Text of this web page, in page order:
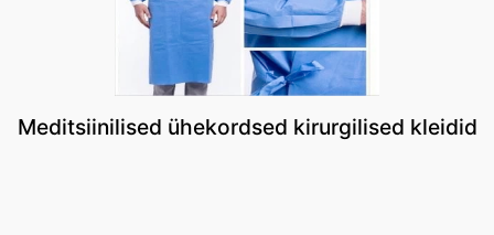
Meditsiinilised ühekordsed kirurgilised kleidid